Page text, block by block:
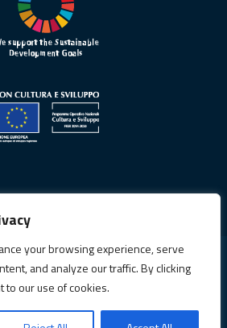
your browsing experience, serve
and analyze our traffic. By clicking
to our use of cookies.
sulla privacy